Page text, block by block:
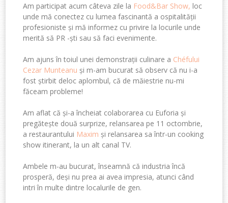
Am participat acum câteva zile la Food&Bar Show, loc
unde mă conectez cu lumea fascinantă a ospitalității
profesioniste și mă informez cu privire la locurile unde
merită să PR -ști sau să faci evenimente.
Am ajuns în toiul unei demonstrații culinare a Chéfului
Cezar Munteanu și m-am bucurat să observ că nu i-a
fost știrbit deloc aplombul, că de măiestrie nu-mi
făceam probleme!
Am aflat că și-a încheiat colaborarea cu Euforia și
pregătește două surprize, relansarea pe 11 octombrie,
a restaurantului Maxim și relansarea sa într-un cooking
show itinerant, la un alt canal TV.
Ambele m-au bucurat, înseamnă că industria încă
prosperă, deși nu prea ai avea impresia, atunci când
intri în multe dintre localurile de gen.